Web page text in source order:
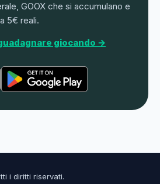
GOOX che si accumulano e
5€ reali.
giocando →
i diritti riservati.